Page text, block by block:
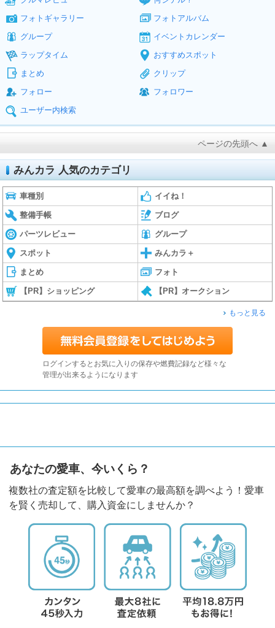
フォトギャラリー
フォトアルバム
グループ
イベントカレンダー
ラップタイム
おすすめスポット
まとめ
クリップ
フォロー
フォロワー
ユーザー内検索
ページの先頭へ ▲
みんカラ 人気のカテゴリ
車種別 イイね！
整備手帳 ブログ
パーツレビュー グループ
スポット みんカラ＋
まとめ フォト
【PR】ショッピング 【PR】オークション
もっと見る
ログインするとお気に入りの保存や燃費記録など様々な
管理が出来るようになります
あなたの愛車、今いくら？
複数社の査定額を比較して愛車の最高額を調べよう！愛車
を賢く売却して、購入資金にしませんか？